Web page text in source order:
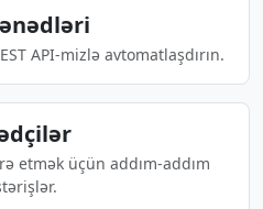
API-mizlə avtomatlaşdırın.
etmək üçün addım-addım